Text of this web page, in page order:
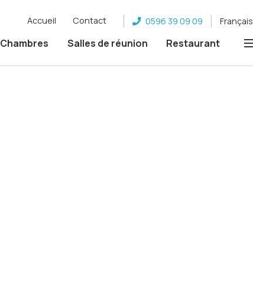
Accueil Contact 0596 39 09 09 Français
Chambres Salles de réunion Restaurant